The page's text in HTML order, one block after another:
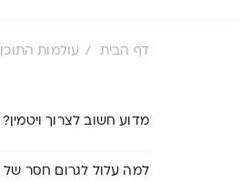
דף הבית עולמות התוכן
מדוע חשוב לצרוך ויטמין?
למה עלול לגרום חסר של